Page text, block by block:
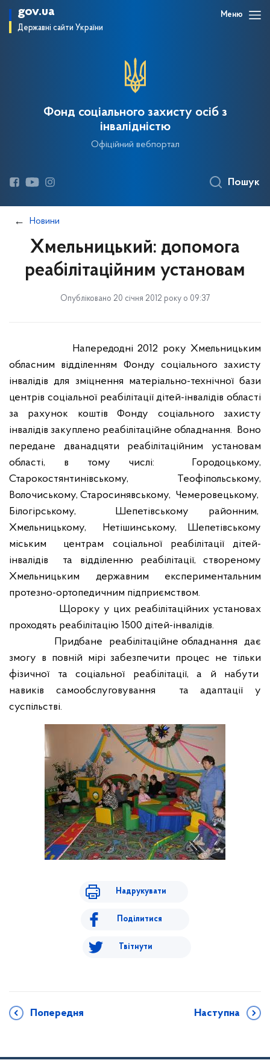
gov.ua
Державні сайти України
Меню
Фонд соціального захисту осіб з
інвалідністю
Офіційний вебпортал
Пошук
Новини
Хмельницький: допомога
реабілітаційним установам
Опубліковано 20 січня 2012 року о 09:37
Напередодні 2012 року Хмельницьким
обласним відділенням Фонду соціального захисту
інвалідів для зміцнення матеріально-технічної бази
центрів соціальної реабілітації дітей-інвалідів області
за рахунок коштів Фонду соціального захисту
інвалідів закуплено реабілітаційне обладнання. Воно
передане дванадцяти реабілітаційним установам
області, в тому числі:
Городоцькому,
Старокостянтинівському, Теофіпольському,
Волочиському, Старосинявському, Чемеровецькому,
Білогірському,
Шепетівському районним,
Хмельницькому,
Нетішинському,
Шепетівському
міським
центрам соціальної реабілітації дітей-
інвалідів
та відділенню реабілітації, створеному
Хмельницьким державним експериментальним
протезно-ортопедичним підприємством.
Щороку у цих реабілітаційних установах
проходять реабілітацію 1500 дітей-інвалідів.
Придбане
реабілітаційне обладнання
дає
змогу в повній мірі забезпечити процес не тільки
фізичної та соціальної реабілітації, а й набути
навиків самообслуговування
та адаптації у
суспільстві.
Надрукувати
Поділитися
Твітнути
Попередня Наступна